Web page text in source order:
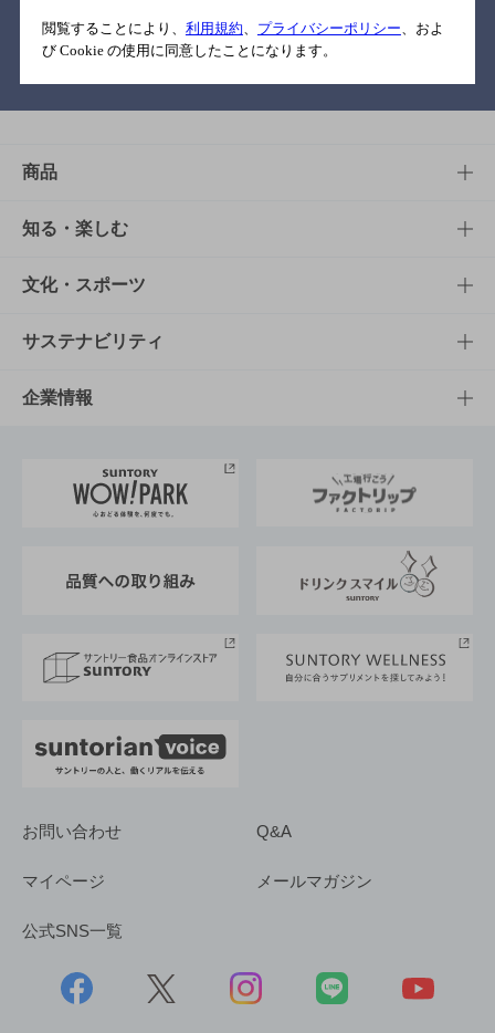
商品
商品TOP
商品一覧
商品発売情報
栄養成分一覧
知る・楽しむ
知る・楽しむTOP
キャンペーン
工場見学
地域情報
文化・スポーツ
文化・スポーツTOP
サントリーホール
サントリーサンバーズ大阪
サステナビリティ
サステナビリティTOP
サントリーが考えるサステナビリティ経営
企業情報
企業概要
採用情報
お問い合わせ Q&A
マイページ メールマガジン
公式SNS一覧
閲覧することにより、 利用規約、 プライバシーポリシー、およ
び Cookie の使用に同意したことになります。